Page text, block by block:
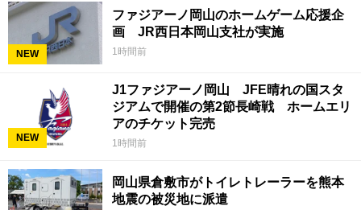
NEW
ファジアーノ岡山のホームゲーム応援企
画 JR西日本岡山支社が実施
1時間前
NEW
J1ファジアーノ岡山 JFE晴れの国スタ
ジアムで開催の第2節長崎戦 ホームエリ
アのチケット完売
1時間前
岡山県倉敷市がトイレトレーラーを熊本
地震の被災地に派遣